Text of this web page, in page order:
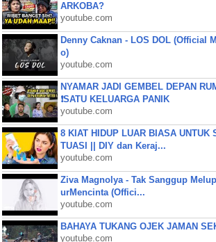
ARKOBA?
youtube.com
Denny Caknan - LOS DOL (Official
o)
youtube.com
NYAMAR JADI GEMBEL DEPAN
❗SATU KELUARGA PANIK
youtube.com
8 KIAT HIDUP LUAR BIASA UNTUK
TUASI || DIY dan Keraj...
youtube.com
Ziva Magnolya - Tak Sanggup
urMencinta (Offici...
youtube.com
BAHAYA TUKANG OJEK JAMAN
youtube.com